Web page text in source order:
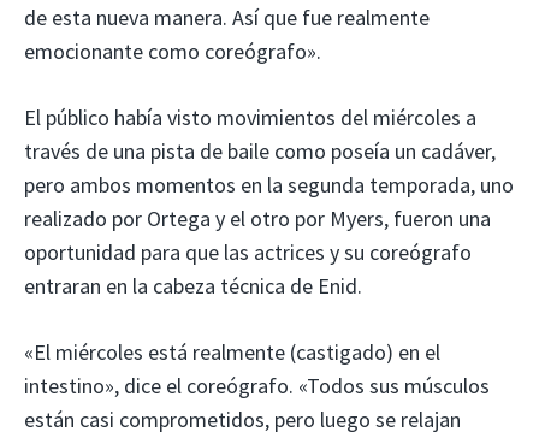
de esta nueva manera. Así que fue realmente
emocionante como coreógrafo».
El público había visto movimientos del miércoles a
través de una pista de baile como poseía un cadáver,
pero ambos momentos en la segunda temporada, uno
realizado por Ortega y el otro por Myers, fueron una
oportunidad para que las actrices y su coreógrafo
entraran en la cabeza técnica de Enid.
«El miércoles está realmente (castigado) en el
intestino», dice el coreógrafo. «Todos sus músculos
están casi comprometidos, pero luego se relajan